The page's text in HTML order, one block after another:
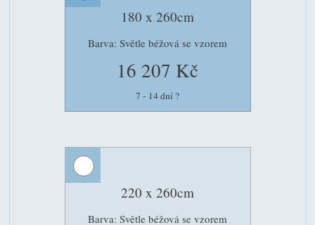
180 x 260cm
Barva: Světle béžová se vzorem
16 207 Kč
7 - 14 dní ?
220 x 260cm
Barva: Světle béžová se vzorem